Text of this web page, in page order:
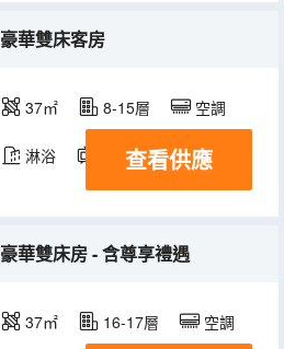
豪華雙床客房
37㎡ 8-15層 空調
淋浴 電視機 冰箱
查看供應
豪華雙床房 - 含尊享禮遇
37㎡ 16-17層 空調